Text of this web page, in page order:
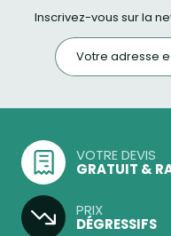
Inscrivez-vous sur la
VOTRE DEVIS
GRATUIT &
PRIX
DÉGRESSIFS